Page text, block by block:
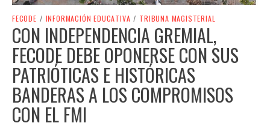
FECODE / INFORMACIÓN EDUCATIVA / TRIBUNA MAGISTERIAL
CON INDEPENDENCIA GREMIAL,
FECODE DEBE OPONERSE CON SUS
PATRIÓTICAS E HISTÓRICAS
BANDERAS A LOS COMPROMISOS
CON EL FMI